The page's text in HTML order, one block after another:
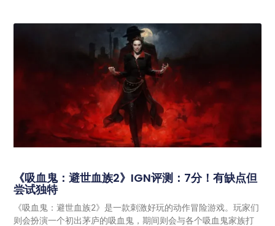
《吸血鬼：避世血族2》IGN评测：7分！有缺点但
尝试独特
《吸血鬼：避世血族2》是一款刺激好玩的动作冒险游戏。玩家们
则会扮演一个初出茅庐的吸血鬼，期间则会与各个吸血鬼家族打